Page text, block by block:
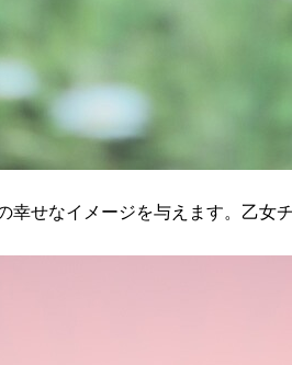
幸せなイメージを与えます。乙